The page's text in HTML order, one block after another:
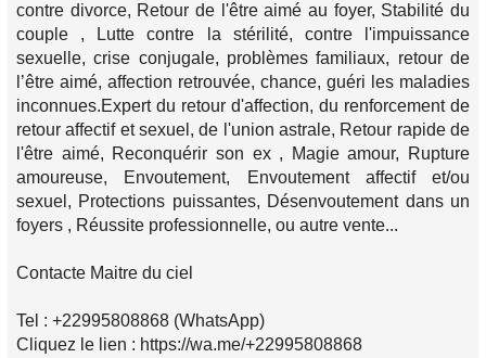
contre divorce, Retour de l'être aimé au foyer, Stabilité du
couple , Lutte contre la stérilité, contre l'impuissance
sexuelle, crise conjugale, problèmes familiaux, retour de
l’être aimé, affection retrouvée, chance, guéri les maladies
inconnues.Expert du retour d'affection, du renforcement de
retour affectif et sexuel, de l'union astrale, Retour rapide de
l'être aimé, Reconquérir son ex , Magie amour, Rupture
amoureuse, Envoutement, Envoutement affectif et/ou
sexuel, Protections puissantes, Désenvoutement dans un
foyers , Réussite professionnelle, ou autre vente...
Contacte Maitre du ciel
Tel : +22995808868 (WhatsApp)
Cliquez le lien : https://wa.me/+22995808868